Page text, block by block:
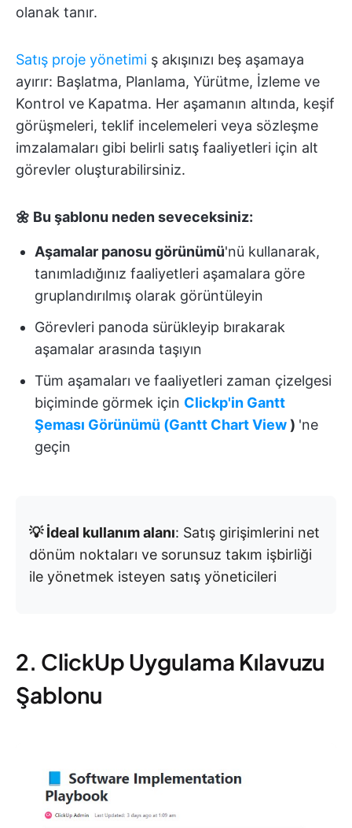
olanak tanır.
Satış proje yönetimi ş akışınızı beş aşamaya
ayırır: Başlatma, Planlama, Yürütme, İzleme ve
Kontrol ve Kapatma. Her aşamanın altında, keşif
görüşmeleri, teklif incelemeleri veya sözleşme
imzalamaları gibi belirli satış faaliyetleri için alt
görevler oluşturabilirsiniz.
🌼 Bu şablonu neden seveceksiniz:
Aşamalar panosu görünümü'nü kullanarak,
tanımladığınız faaliyetleri aşamalara göre
gruplandırılmış olarak görüntüleyin
Görevleri panoda sürükleyip bırakarak
aşamalar arasında taşıyın
Tüm aşamaları ve faaliyetleri zaman çizelgesi
biçiminde görmek için Clickp'in Gantt
Şeması Görünümü (Gantt Chart View) 'ne
geçin
💡 İdeal kullanım alanı: Satış girişimlerini net
dönüm noktaları ve sorunsuz takım işbirliği
ile yönetmek isteyen satış yöneticileri
2. ClickUp Uygulama Kılavuzu
Şablonu